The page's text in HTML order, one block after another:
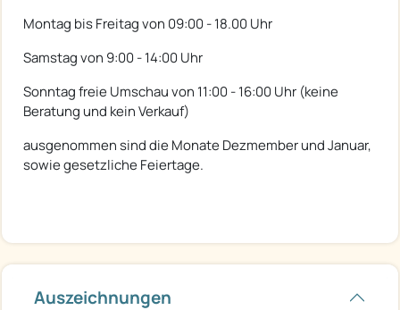
Montag bis Freitag von 09:00 - 18.00 Uhr
Samstag von 9:00 - 14:00 Uhr
Sonntag freie Umschau von 11:00 - 16:00 Uhr (keine
Beratung und kein Verkauf)
ausgenommen sind die Monate Dezmember und Januar,
sowie gesetzliche Feiertage.
Auszeichnungen